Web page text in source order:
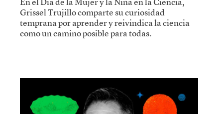
Grissel Trujillo comparte su curiosidad
temprana por aprender y reivindica la ciencia
como un camino posible para todas.